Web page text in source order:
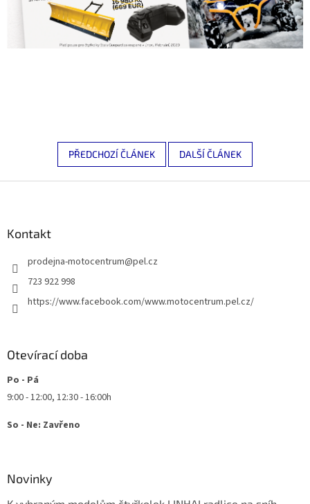
PŘEDCHOZÍ ČLÁNEK DALŠÍ ČLÁNEK
Kontakt
prodejna-motocentrum@pel.cz
723 922 998
https://www.facebook.com/www.motocentrum.pel.cz/
Otevírací doba
Po - Pá
9:00 - 12:00, 12:30 - 16:00h
So - Ne: Zavřeno
Novinky